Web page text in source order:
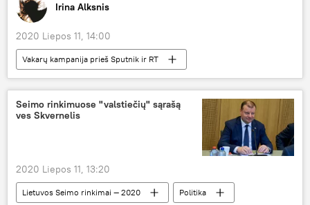
Irina Alksnis
2020 Liepos 11, 14:00
Vakarų kampanija prieš Sputnik ir RT
Kolumnistas
Analitika
Rusija
JAV
Kinija
žiniasklaida
propaganda
Seimo rinkimuose "valstiečių" sąrašą
ves Skvernelis
2020 Liepos 11, 13:20
Lietuvos Seimo rinkimai — 2020 Politika